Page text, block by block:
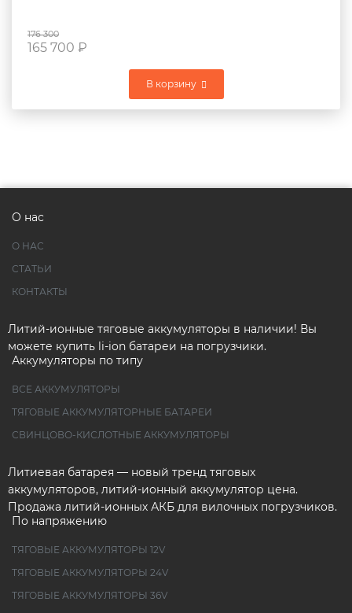
176 300
165 700 ₽
В корзину
О нас
О НАС
СТАТЬИ
КОНТАКТЫ
Литий-ионные тяговые аккумуляторы в наличии! Вы
можете купить li-ion батареи на погрузчики.
Аккумуляторы по типу
ВСЕ АККУМУЛЯТОРЫ
ТЯГОВЫЕ АККУМУЛЯТОРНЫЕ БАТАРЕИ
СВИНЦОВО-КИСЛОТНЫЕ АККУМУЛЯТОРЫ
Литиевая батарея — новый тренд тяговых
аккумуляторов, литий-ионный аккумулятор цена.
Продажа литий-ионных АКБ для вилочных погрузчиков.
По напряжению
ТЯГОВЫЕ АККУМУЛЯТОРЫ 12V
ТЯГОВЫЕ АККУМУЛЯТОРЫ 24V
ТЯГОВЫЕ АККУМУЛЯТОРЫ 36V